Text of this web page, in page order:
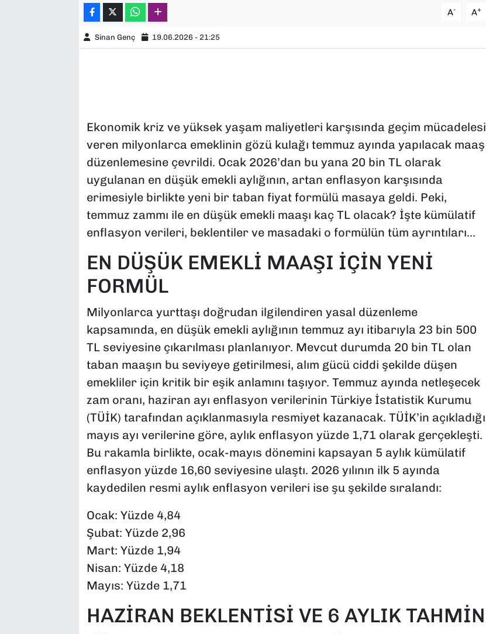
A- A+
Sinan Genç 19.06.2026 - 21:25
Ekonomik kriz ve yüksek yaşam maliyetleri karşısında geçim mücadelesi
veren milyonlarca emeklinin gözü kulağı temmuz ayında yapılacak maaş
düzenlemesine çevrildi. Ocak 2026’dan bu yana 20 bin TL olarak
uygulanan en düşük emekli aylığının, artan enflasyon karşısında
erimesiyle birlikte yeni bir taban fiyat formülü masaya geldi. Peki,
temmuz zammı ile en düşük emekli maaşı kaç TL olacak? İşte kümülatif
enflasyon verileri, beklentiler ve masadaki o formülün tüm ayrıntıları...
EN DÜŞÜK EMEKLİ MAAŞI İÇİN YENİ
FORMÜL
Milyonlarca yurttaşı doğrudan ilgilendiren yasal düzenleme
kapsamında, en düşük emekli aylığının temmuz ayı itibarıyla 23 bin 500
TL seviyesine çıkarılması planlanıyor. Mevcut durumda 20 bin TL olan
taban maaşın bu seviyeye getirilmesi, alım gücü ciddi şekilde düşen
emekliler için kritik bir eşik anlamını taşıyor. Temmuz ayında netleşecek
zam oranı, haziran ayı enflasyon verilerinin Türkiye İstatistik Kurumu
(TÜİK) tarafından açıklanmasıyla resmiyet kazanacak. TÜİK’in açıkladığı
mayıs ayı verilerine göre, aylık enflasyon yüzde 1,71 olarak gerçekleşti.
Bu rakamla birlikte, ocak-mayıs dönemini kapsayan 5 aylık kümülatif
enflasyon yüzde 16,60 seviyesine ulaştı. 2026 yılının ilk 5 ayında
kaydedilen resmi aylık enflasyon verileri ise şu şekilde sıralandı:
Ocak: Yüzde 4,84
Şubat: Yüzde 2,96
Mart: Yüzde 1,94
Nisan: Yüzde 4,18
Mayıs: Yüzde 1,71
HAZİRAN BEKLENTİSİ VE 6 AYLIK TAHMİN